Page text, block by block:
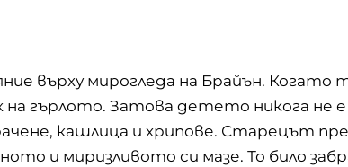
върху мирогледа на Брайън. Когато
на гърлото. Затова детето никога не е
кашлица и хрипове. Старецът
и миризливото си мазе. То било